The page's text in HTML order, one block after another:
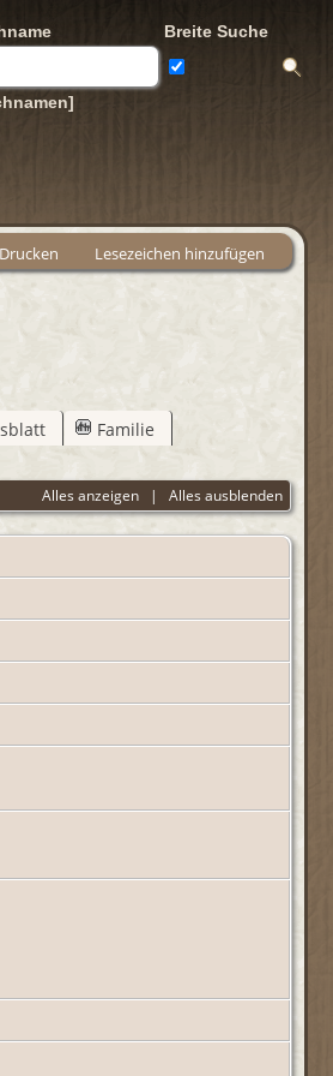
Breite Suche
Drucken Lesezeichen hinzufügen
Familie
Alles anzeigen | Alles ausblenden